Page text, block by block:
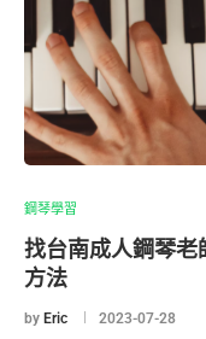
鋼琴學習
找台南成人鋼琴
方法
by Eric 2023-07-28